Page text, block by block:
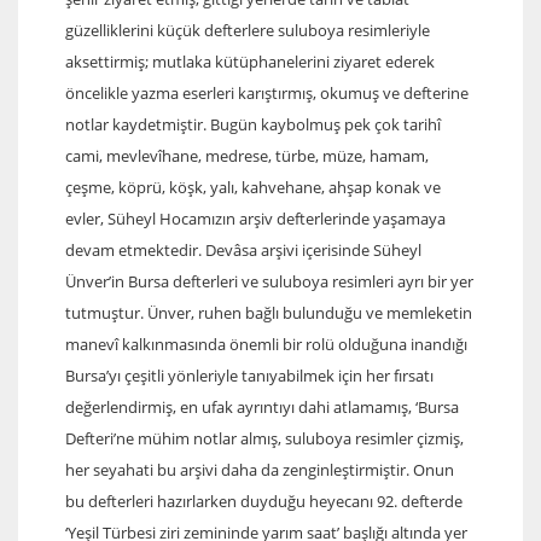
güzelliklerini küçük defterlere suluboya resimleriyle
aksettirmiş; mutlaka kütüphanelerini ziyaret ederek
öncelikle yazma eserleri karıştırmış, okumuş ve defterine
notlar kaydetmiştir. Bugün kaybolmuş pek çok tarihî
cami, mevlevîhane, medrese, türbe, müze, hamam,
çeşme, köprü, köşk, yalı, kahvehane, ahşap konak ve
evler, Süheyl Hocamızın arşiv defterlerinde yaşamaya
devam etmektedir. Devâsa arşivi içerisinde Süheyl
Ünver’in Bursa defterleri ve suluboya resimleri ayrı bir yer
tutmuştur. Ünver, ruhen bağlı bulunduğu ve memleketin
manevî kalkınmasında önemli bir rolü olduğuna inandığı
Bursa’yı çeşitli yönleriyle tanıyabilmek için her fırsatı
değerlendirmiş, en ufak ayrıntıyı dahi atlamamış, ‘Bursa
Defteri’ne mühim notlar almış, suluboya resimler çizmiş,
her seyahati bu arşivi daha da zenginleştirmiştir. Onun
bu defterleri hazırlarken duyduğu heyecanı 92. defterde
‘Yeşil Türbesi ziri zemininde yarım saat’ başlığı altında yer